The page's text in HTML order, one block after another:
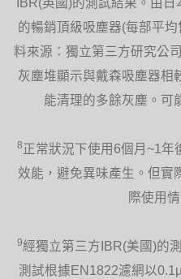
IBR(英國)的測試結果。由
的暢銷頂級吸塵器(每部平
料來源：獨立第三方研究公
灰塵堆顯示與戴森吸塵器相
能清理的多餘灰塵。可
8正常狀況下使用6個月~1年
效能，避免異味產生。但實
際使用
9經獨立第三方IBR(美國)的
測試根據EN1822濾網以